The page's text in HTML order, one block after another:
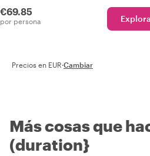
€69.85
por persona
Precios en EUR·Cambiar
Más cosas que
(duration}